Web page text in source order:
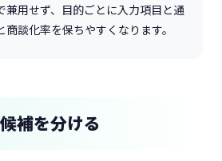
兼用せず、目的ごとに入力項目と通
商談化率を保ちやすくなります。
補を分ける